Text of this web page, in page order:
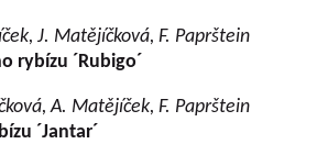
J. Matějíčková, F. Paprštein
rybízu ´Rubigo´
A. Matějíček, F. Paprštein
´Jantar´